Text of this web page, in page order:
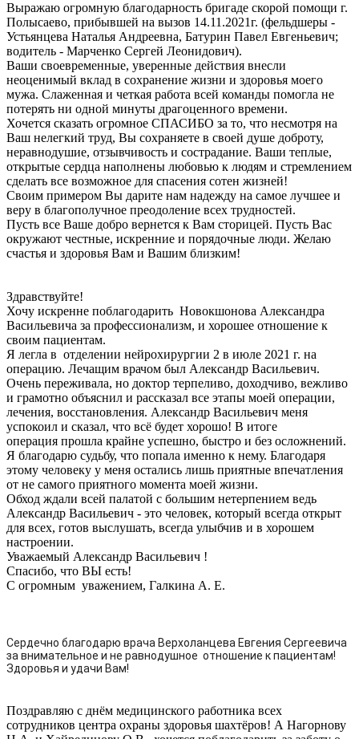
Выражаю огромную благодарность бригаде скорой помощи г.
Полысаево, прибывшей на вызов 14.11.2021г. (фельдшеры -
Устьянцева Наталья Андреевна, Батурин Павел Евгеньевич;
водитель - Марченко Сергей Леонидович).
Ваши своевременные, уверенные действия внесли
неоценимый вклад в сохранение жизни и здоровья моего
мужа. Слаженная и четкая работа всей команды помогла не
потерять ни одной минуты драгоценного времени.
Хочется сказать огромное СПАСИБО за то, что несмотря на
Ваш нелегкий труд, Вы сохраняете в своей душе доброту,
неравнодушие, отзывчивость и сострадание. Ваши теплые,
открытые сердца наполнены любовью к людям и стремлением
сделать все возможное для спасения сотен жизней!
Своим примером Вы дарите нам надежду на самое лучшее и
веру в благополучное преодоление всех трудностей.
Пусть все Ваше добро вернется к Вам сторицей. Пусть Вас
окружают честные, искренние и порядочные люди. Желаю
счастья и здоровья Вам и Вашим близким!
Здравствуйте!
Хочу искренне поблагодарить Новокшонова Александра
Васильевича за профессионализм, и хорошее отношение к
своим пациентам.
Я легла в отделении нейрохирургии 2 в июле 2021 г. на
операцию. Лечащим врачом был Александр Васильевич.
Очень переживала, но доктор терпеливо, доходчиво, вежливо
и грамотно объяснил и рассказал все этапы моей операции,
лечения, восстановления. Александр Васильевич меня
успокоил и сказал, что всё будет хорошо! В итоге
операция прошла крайне успешно, быстро и без осложнений.
Я благодарю судьбу, что попала именно к нему. Благодаря
этому человеку у меня остались лишь приятные впечатления
от не самого приятного момента моей жизни.
Обход ждали всей палатой с большим нетерпением ведь
Александр Васильевич - это человек, который всегда открыт
для всех, готов выслушать, всегда улыбчив и в хорошем
настроении.
Уважаемый Александр Васильевич !
Спасибо, что ВЫ есть!
С огромным уважением, Галкина А. Е.
Сердечно благодарю врача Верхоланцева Евгения Сергеевича
за внимательное и не равнодушное отношение к пациентам!
Здоровья и удачи Вам!
Поздравляю с днём медицинского работника всех
сотрудников центра охраны здоровья шахтёров! А Нагорнову